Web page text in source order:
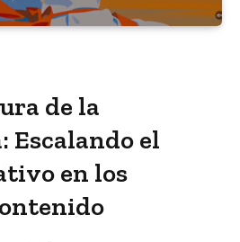
de la
Escalando el
en los